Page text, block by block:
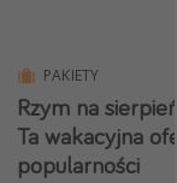
PAKIETY
Rzym na
Ta wakacyjna
popularności